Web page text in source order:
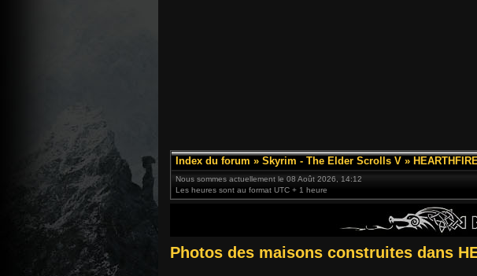
Index du forum » Skyrim - The Elder Scrolls V »
Nous sommes actuellement le 08 Août 2026, 14:12
Les heures sont au format UTC + 1 heure
Photos des maisons construites dans